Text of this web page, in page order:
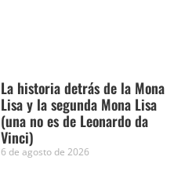
La historia detrás de la Mona
Lisa y la segunda Mona Lisa
(una no es de Leonardo da
Vinci)
6 de agosto de 2026